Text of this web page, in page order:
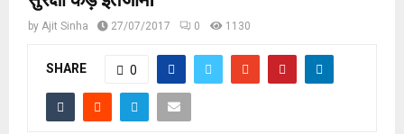
by Ajit Sinha 27/07/2017 0 1130
SHARE 0